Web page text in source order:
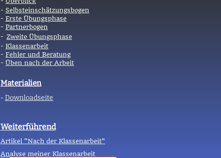
- Selbsteinschätzungsbogen
- Erste Übungsphase
- Partnerbogen
- Zweite Übungsphase
- Klassenarbeit
- Fehler und Beratung
- Üben nach der Arbeit
Materialien
- Downloadseite
Weiterführend
Artikel "Nach der Klassenarbeit"
Analyse meiner Klassenarbeit